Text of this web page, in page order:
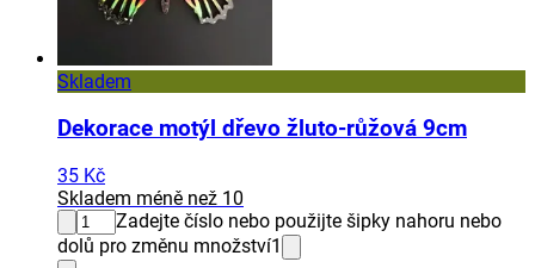
Skladem
Dekorace motýl dřevo žluto-růžová 9cm
35 Kč
Skladem méně než 10
Zadejte číslo nebo použijte šipky nahoru nebo
dolů pro změnu množství1